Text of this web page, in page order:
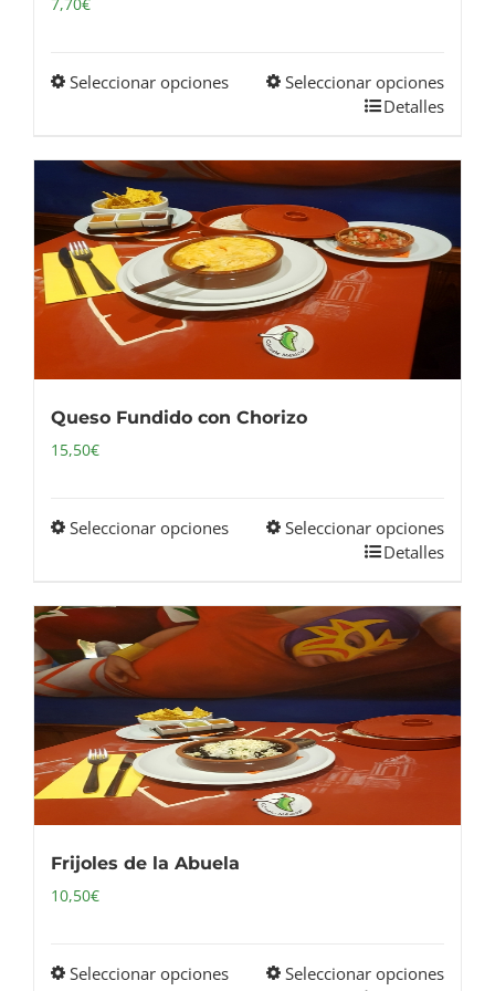
producto
Seleccionar opcionesEste
múltiples
variantes.
Las
opciones
se
pueden
elegir
la
producto
Seleccionar opciones
Detalles
Queso Fundido con Chorizo
15,50€
Seleccionar opcionesEste
múltiples
variantes.
Las
opciones
se
pueden
elegir
la
producto
Seleccionar opciones
Detalles
Frijoles de la Abuela
10,50€
Seleccionar opcionesEste
Seleccionar opciones